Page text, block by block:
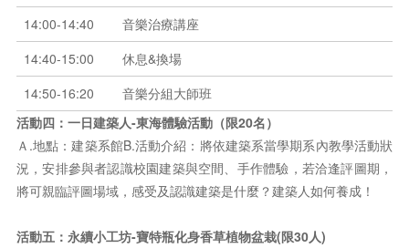
14:00-14:40
音樂治療講座
14:40-15:00
休息&換場
14:50-16:20
音樂分組大師班
活動四：一日建築人-東海體驗活動（限20名）
Ａ.地點：建築系館B.活動介紹：將依建築系當學期系內教學活動狀
況，安排參與者認識校園建築與空間、手作體驗，若洽逢評圖期，
將可親臨評圖場域，感受及認識建築是什麼？建築人如何養成！
活動五：永續小工坊-寶特瓶化身香草植物盆栽(限30人)